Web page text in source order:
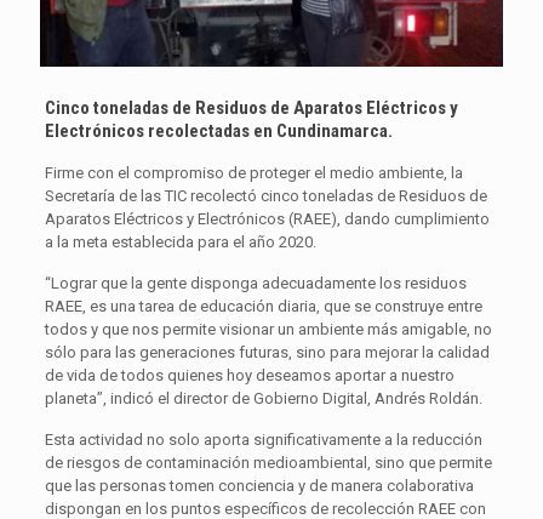
Cinco toneladas de Residuos de Aparatos Eléctricos y
Electrónicos recolectadas en Cundinamarca.
Firme con el compromiso de proteger el medio ambiente, la
Secretaría de las TIC recolectó cinco toneladas de Residuos de
Aparatos Eléctricos y Electrónicos (RAEE), dando cumplimiento
a la meta establecida para el año 2020.
“Lograr que la gente disponga adecuadamente los residuos
RAEE, es una tarea de educación diaria, que se construye entre
todos y que nos permite visionar un ambiente más amigable, no
sólo para las generaciones futuras, sino para mejorar la calidad
de vida de todos quienes hoy deseamos aportar a nuestro
planeta”, indicó el director de Gobierno Digital, Andrés Roldán.
Esta actividad no solo aporta significativamente a la reducción
de riesgos de contaminación medioambiental, sino que permite
que las personas tomen conciencia y de manera colaborativa
dispongan en los puntos específicos de recolección RAEE con